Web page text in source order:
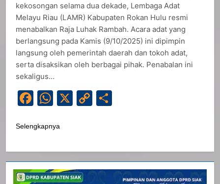
kekosongan selama dua dekade, Lembaga Adat
Melayu Riau (LAMR) Kabupaten Rokan Hulu resmi
menabalkan Raja Luhak Rambah. Acara adat yang
berlangsung pada Kamis (9/10/2025) ini dipimpin
langsung oleh pemerintah daerah dan tokoh adat,
serta disaksikan oleh berbagai pihak. Penabalan ini
sekaligus…
Facebook
WhatsApp
X
Copy
Selengkapnya